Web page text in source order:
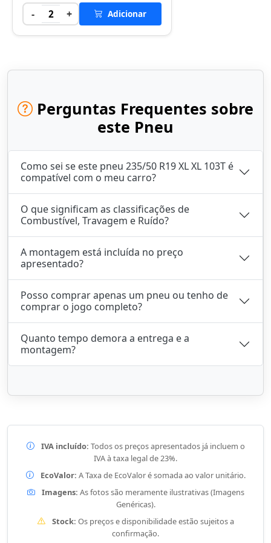
- 2 + Adicionar
Perguntas Frequentes sobre
este Pneu
Como sei se este pneu 235/50 R19 XL XL 103T é
compatível com o meu carro?
O que significam as classificações de
Combustível, Travagem e Ruído?
A montagem está incluída no preço
apresentado?
Posso comprar apenas um pneu ou tenho de
comprar o jogo completo?
Quanto tempo demora a entrega e a
montagem?
IVA incluído: Todos os preços apresentados já incluem o
IVA à taxa legal de 23%.
EcoValor: A Taxa de EcoValor é somada ao valor unitário.
Imagens: As fotos são meramente ilustrativas (Imagens
Genéricas).
Stock: Os preços e disponibilidade estão sujeitos a
confirmação.